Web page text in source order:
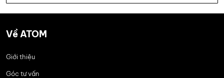
Về ATOM
Giới thiệu
Góc tư vấn